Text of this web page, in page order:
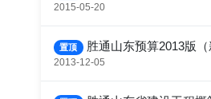
2015-05-20
置顶 胜通山东预算2013版
2013-12-05